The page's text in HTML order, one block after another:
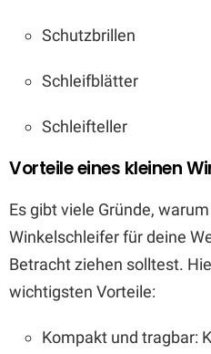
Schutzbrillen
Schleifblätter
Schleifteller
Vorteile eines kleinen
Es gibt viele Gründe,
Winkelschleifer für deine
Betracht ziehen solltest.
wichtigsten Vorteile:
Kompakt und tragbar: